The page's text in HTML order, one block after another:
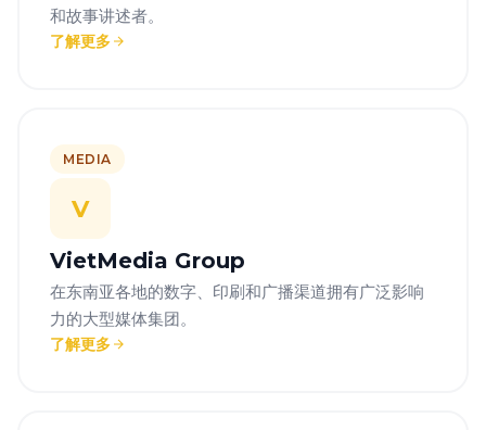
和故事讲述者。
了解更多
MEDIA
V
VietMedia Group
在东南亚各地的数字、印刷和广播渠道拥有广泛影响
力的大型媒体集团。
了解更多